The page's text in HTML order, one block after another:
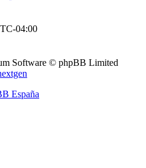
04:00
Software © phpBB Limited
España